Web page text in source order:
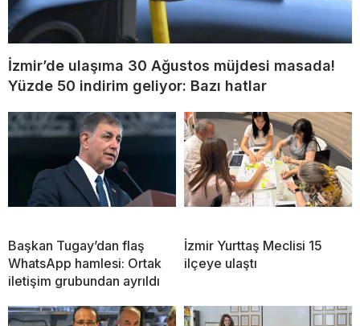
İzmir’de ulaşıma 30 Ağustos müjdesi masada!
Yüzde 50 indirim geliyor: Bazı hatlar
Başkan Tugay’dan flaş
WhatsApp hamlesi: Ortak
iletişim grubundan ayrıldı
İzmir Yurttaş Meclisi 15
ilçeye ulaştı